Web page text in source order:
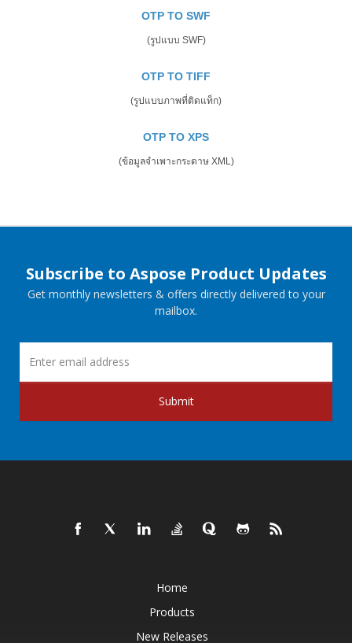
OTP TO SWF
(รูปแบบ SWF)
OTP TO TIFF
(รูปแบบภาพที่ติดแท็ก)
OTP TO XPS
(ข้อมูลจำเพาะกระดาษ XML)
Subscribe to Aspose Product Updates
Get monthly newsletters & offers directly delivered to your
mailbox.
Submit
Home
Products
New Releases